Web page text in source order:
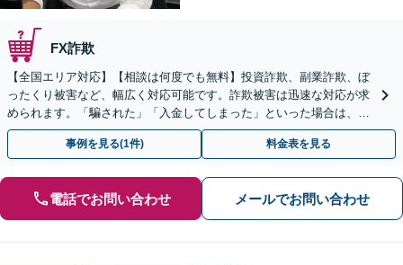
FX詐欺
【全国エリア対応】【相談は何度でも無料】投資詐欺、副業詐欺、ぼ
ったくり被害など、幅広く対応可能です。詐欺被害は迅速な対応が求
められます。「騙された」「入金してしまった」といった場合は、お
早めにご相談ください。【電話・メール・WEB相談可】
事例を見る(1件) 料金表を見る
電話でお問い合わせ メールでお問い合わせ